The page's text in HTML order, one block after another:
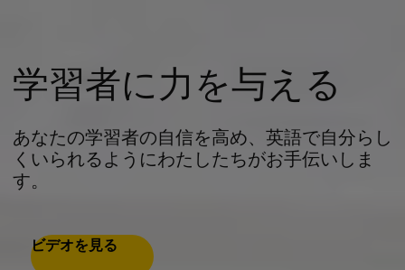
学習者に力を与える
あなたの学習者の自信を高め、英語で自分らし
くいられるようにわたしたちがお手伝いしま
す。
ビデオを見る